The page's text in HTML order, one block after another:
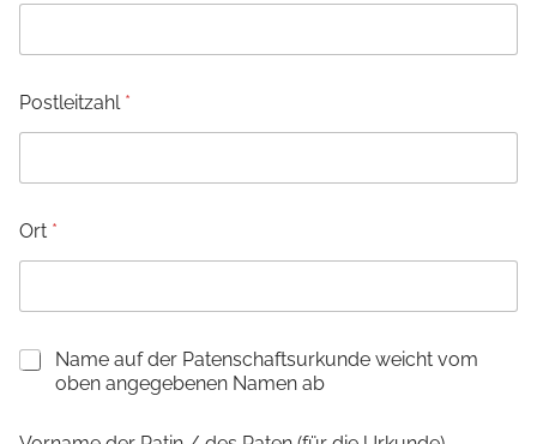
Postleitzahl *
Ort *
N
Name auf der Patenschaftsurkunde weicht vom
oben angegebenen Namen ab